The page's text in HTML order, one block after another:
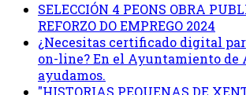
SELECCIÓN 4 PEONS OBRA
REFORZO DO EMPREGO 2024
¿Necesitas certificado digital
on-line? En el Ayuntamiento de
ayudamos.
"HISTORIAS PEQUENAS DE